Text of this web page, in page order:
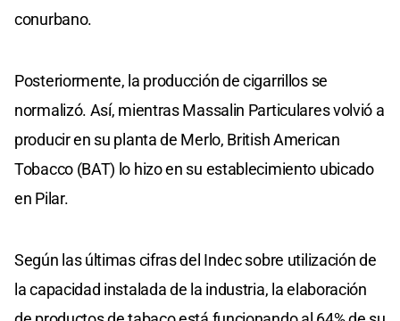
conurbano.
Posteriormente, la producción de cigarrillos se
normalizó. Así, mientras Massalin Particulares volvió a
producir en su planta de Merlo, British American
Tobacco (BAT) lo hizo en su establecimiento ubicado
en Pilar.
Según las últimas cifras del Indec sobre utilización de
la capacidad instalada de la industria, la elaboración